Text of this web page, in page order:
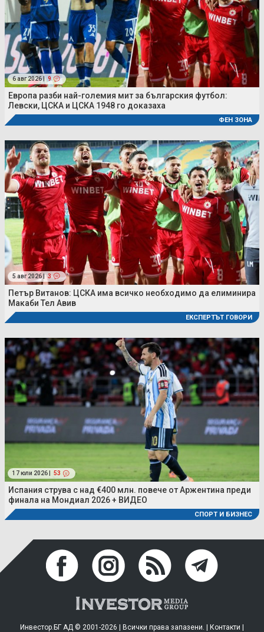
6 авг 2026 | 9
Европа разби най-големия мит за българския футбол:
Левски, ЦСКА и ЦСКА 1948 го доказаха
ФЕН ЗОНА
5 авг 2026 | 3
Петър Витанов: ЦСКА има всичко необходимо да елиминира
Макаби Тел Авив
ЕКСПЕРТЪТ ГОВОРИ
17 юли 2026 | 53
Испания струва с над €400 млн. повече от Аржентина преди
финала на Мондиал 2026 + ВИДЕО
СПОРТ И БИЗНЕС
Инвестор.БГ АД © 2001-2026 | Всички права запазени. | Контакти